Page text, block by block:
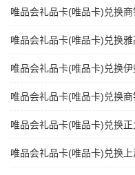
唯品会礼品卡(唯品卡)兑换
唯品会礼品卡(唯品卡)兑换
唯品会礼品卡(唯品卡)兑换
唯品会礼品卡(唯品卡)兑换
唯品会礼品卡(唯品卡)兑换
唯品会礼品卡(唯品卡)兑换